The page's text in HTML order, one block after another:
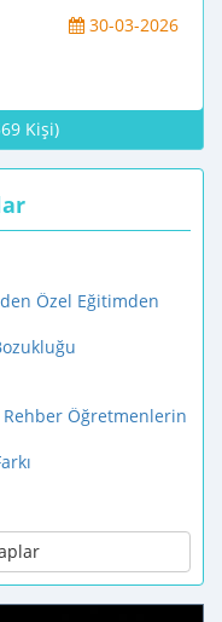
30-03-2026
Kişi)
Özel Eğitimden
Öğretmenlerin